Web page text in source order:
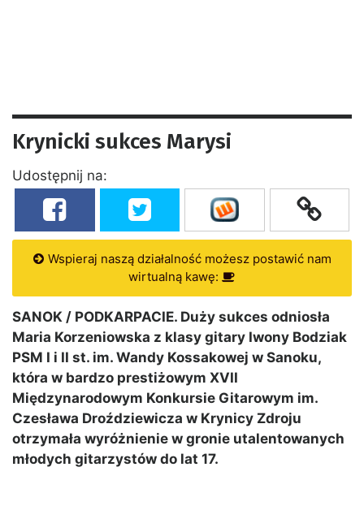
Krynicki sukces Marysi
Udostępnij na:
Wspieraj naszą działalność możesz postawić nam
wirtualną kawę:
SANOK / PODKARPACIE. Duży sukces odniosła
Maria Korzeniowska z klasy gitary Iwony Bodziak
PSM I i II st. im. Wandy Kossakowej w Sanoku,
która w bardzo prestiżowym XVII
Międzynarodowym Konkursie Gitarowym im.
Czesława Droździewicza w Krynicy Zdroju
otrzymała wyróżnienie w gronie utalentowanych
młodych gitarzystów do lat 17.